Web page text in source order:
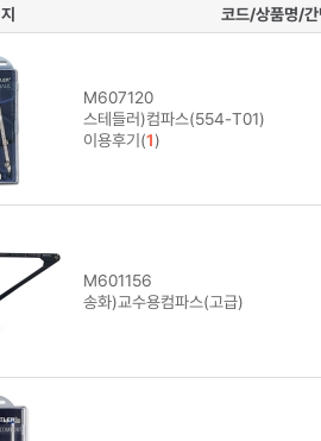
코드/상품명/간
M607120
스테들러)컴파스(554-T01)
이용후기(1)
M601156
송화)교수용컴파스(고급)